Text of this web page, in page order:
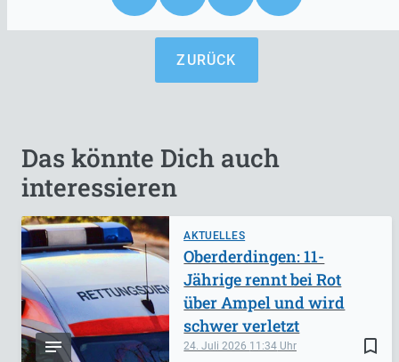
ZURÜCK
Das könnte Dich auch
interessieren
AKTUELLES
bookmark_border
24. Juli 2026 11:34
Oberderdingen: 11-
Jährige rennt bei Rot
über Ampel und wird
schwer verletzt